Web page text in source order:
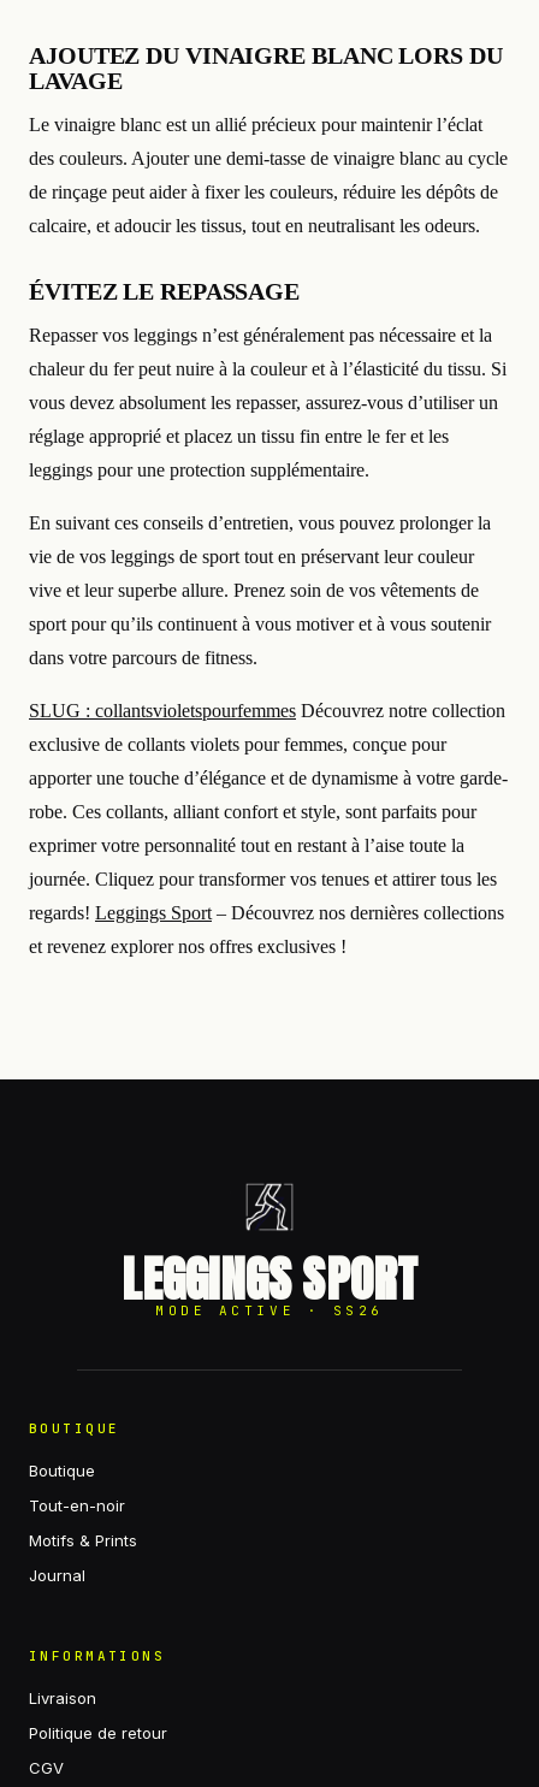
AJOUTEZ DU VINAIGRE BLANC LORS DU
LAVAGE
Le vinaigre blanc est un allié précieux pour maintenir l’éclat
des couleurs. Ajouter une demi-tasse de vinaigre blanc au cycle
de rinçage peut aider à fixer les couleurs, réduire les dépôts de
calcaire, et adoucir les tissus, tout en neutralisant les odeurs.
ÉVITEZ LE REPASSAGE
Repasser vos leggings n’est généralement pas nécessaire et la
chaleur du fer peut nuire à la couleur et à l’élasticité du tissu. Si
vous devez absolument les repasser, assurez-vous d’utiliser un
réglage approprié et placez un tissu fin entre le fer et les
leggings pour une protection supplémentaire.
En suivant ces conseils d’entretien, vous pouvez prolonger la
vie de vos leggings de sport tout en préservant leur couleur
vive et leur superbe allure. Prenez soin de vos vêtements de
sport pour qu’ils continuent à vous motiver et à vous soutenir
dans votre parcours de fitness.
SLUG : collantsvioletspourfemmes Découvrez notre collection
exclusive de collants violets pour femmes, conçue pour
apporter une touche d’élégance et de dynamisme à votre garde-
robe. Ces collants, alliant confort et style, sont parfaits pour
exprimer votre personnalité tout en restant à l’aise toute la
journée. Cliquez pour transformer vos tenues et attirer tous les
regards! Leggings Sport – Découvrez nos dernières collections
et revenez explorer nos offres exclusives !
LEGGINGS SPORT
MODE ACTIVE · SS26
BOUTIQUE
Boutique
Tout-en-noir
Motifs & Prints
Journal
INFORMATIONS
Livraison
Politique de retour
CGV